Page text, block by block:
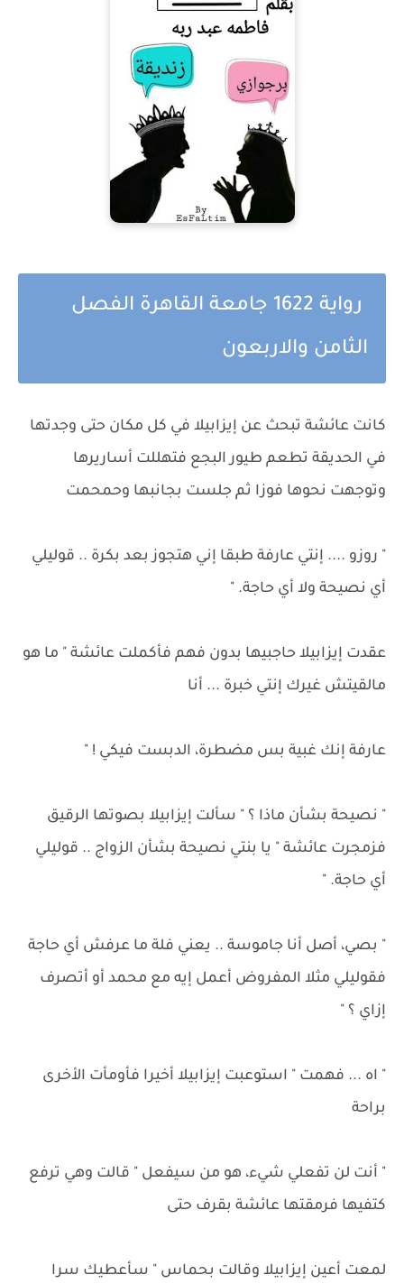
رواية 1622 جامعة القاهرة الفصل
الثامن والاربعون
كانت عائشة تبحث عن إيزابيلا في كل مكان حتى وجدتها
في الحديقة تطعم طيور البجع فتهللت أساريرها
وتوجهت نحوها فوزا ثم جلست بجانبها وحمحمت
" روزو .... إنتي عارفة طبقا إني هتجوز بعد بكرة .. قوليلي
أي نصيحة ولا أي حاجة. "
عقدت إيزابيلا حاجبيها بدون فهم فأكملت عائشة " ما هو
مالقيتش غيرك إنتي خبرة ... أنا
عارفة إنك غبية بس مضطرة، الدبست فيكي ! "
" نصيحة بشأن ماذا ؟ " سألت إيزابيلا بصوتها الرقيق
فزمجرت عائشة " يا بنتي نصيحة بشأن الزواج .. قوليلي
أي حاجة. "
" بصي، أصل أنا جاموسة .. يعني فلة ما عرفش أي حاجة
فقوليلي مثلا المفروض أعمل إيه مع محمد أو أتصرف
إزاي ؟ "
" اه ... فهمت " استوعبت إيزابيلا أخيرا فأومأت الأخرى
براحة
" أنت لن تفعلي شيء، هو من سيفعل " قالت وهي ترفع
كتفيها فرمقتها عائشة بقرف حتى
لمعت أعين إيزابيلا وقالت بحماس " سأعطيك سرا